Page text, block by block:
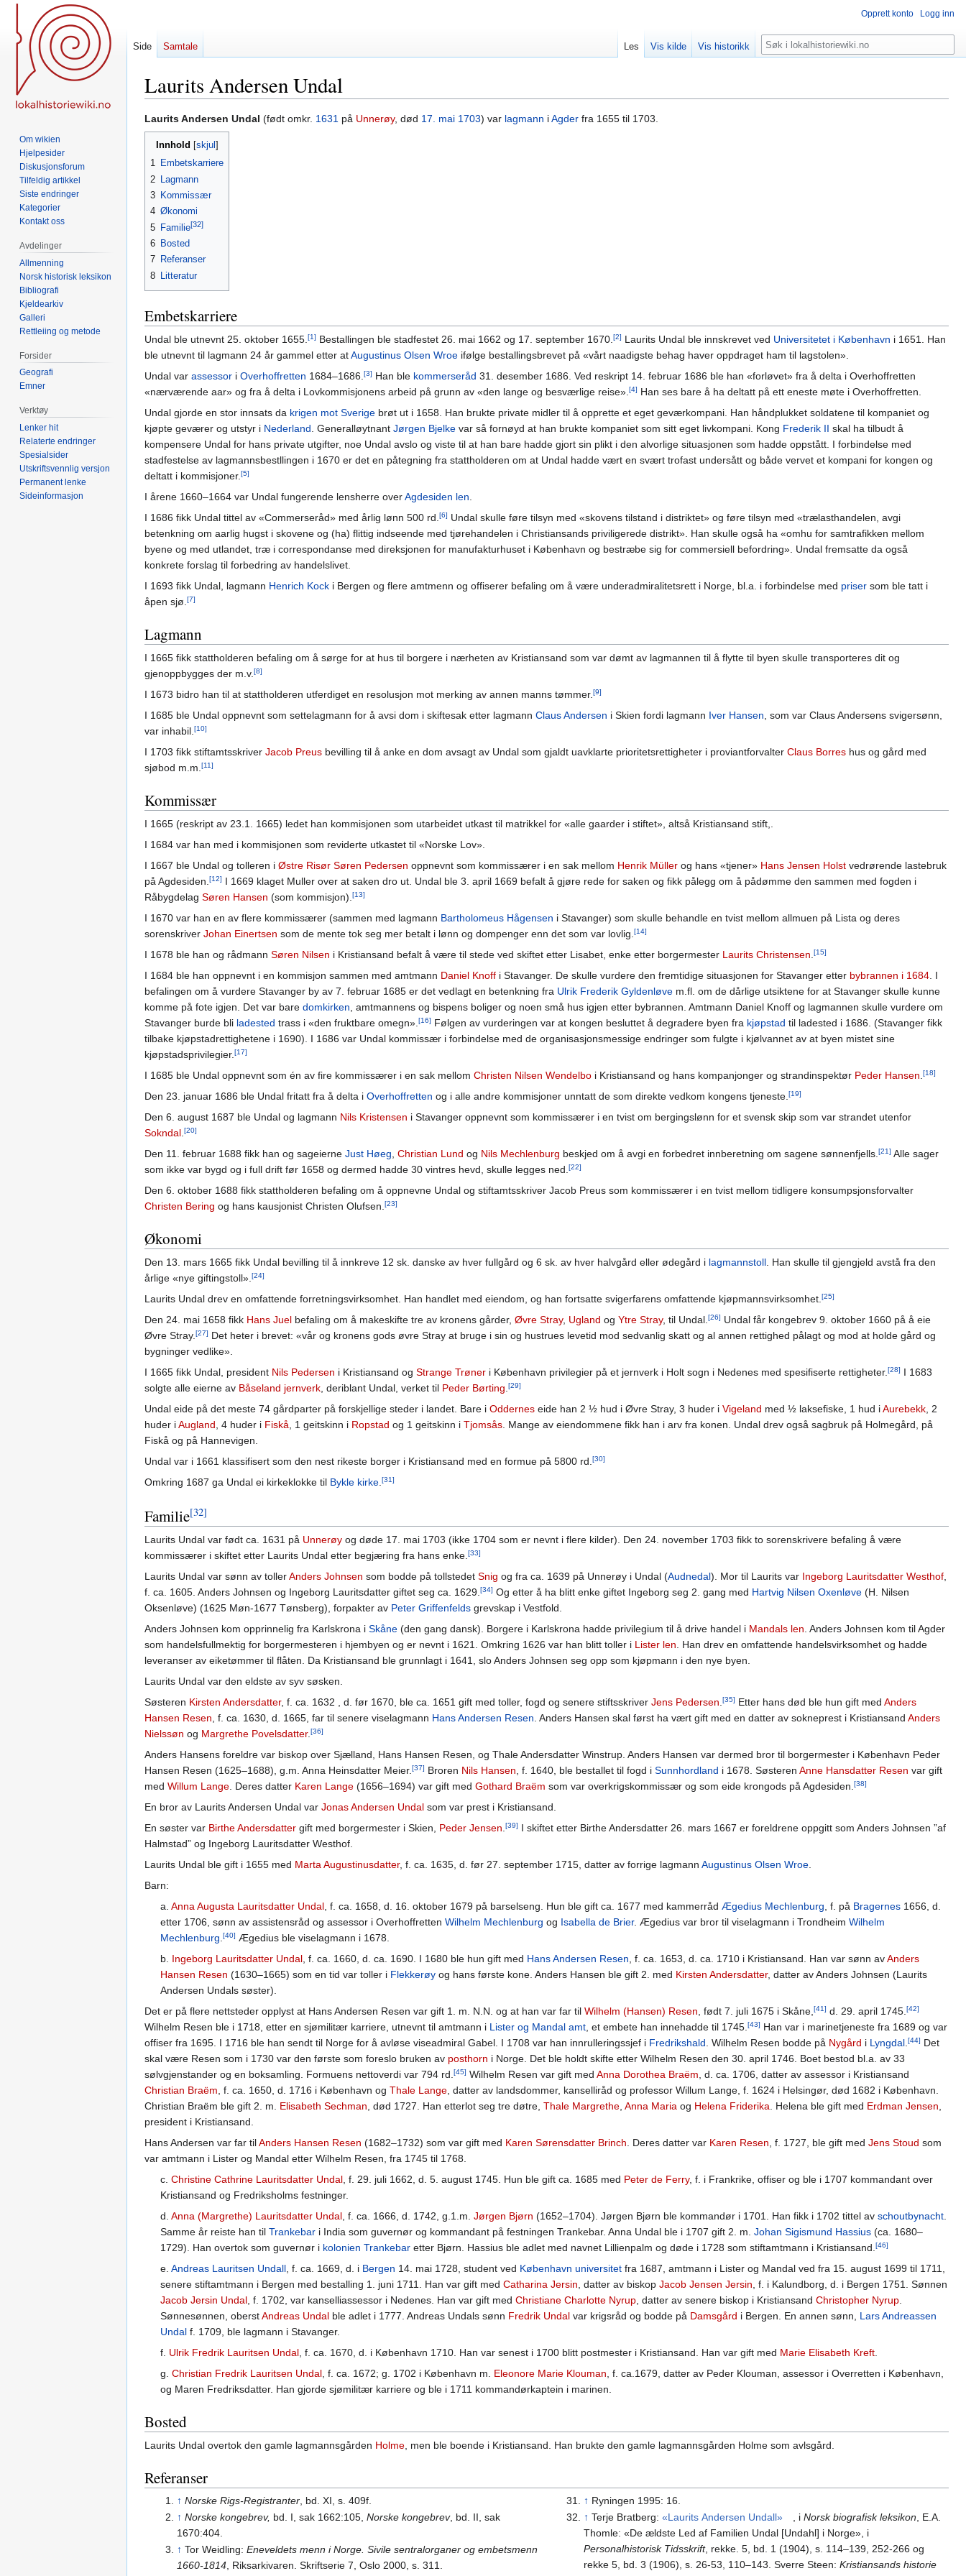
Laurits Andersen Undal
Hopp
til
navigering
Hopp
til
søk
Laurits Andersen Undal (født omkr. 1631 på Unnerøy, død 17. mai 1703) var lagmann iAgder fra 1655 til 1703.
Innhold
1 Embetskarriere
2
Lagmann
3 Kommissær
4 Økonomi
5 Familie[32]
6 Bosted
7 Referanser
8 Litteratur
Embetskarriere
Undal ble utnevnt 25. oktober 1655.[1] Bestallingen ble stadfestet 26. mai 1662 og 17. september 1670.[2] Laurits Undal ble innskrevet ved Universitetet i København i 1651. Han
ble utnevnt til lagmann 24 år gammel etter atAugustinus Olsen Wroe ifølge bestallingsbrevet på «vårt naadigste behag haver oppdraget ham til lagstolen».
Undal var assessor i Overhoffretten 1684–1686.[3] Han ble kommerseråd 31. desember 1686. Ved reskript 14. februar 1686 ble han «forløvet» fra å delta i Overhoffretten
«nærværende aar» og fra å delta i Lovkommisjonens arbeid på grunn av «den lange og besværlige reise».[4] Han ses bare å ha deltatt på ett eneste møte i Overhoffretten.
Undal gjorde en stor innsats da krigen mot Sverige brøt ut i 1658. Han brukte private midler til å opprette et eget geværkompani. Han håndplukket soldatene til kompaniet og
kjøpte geværer og utstyr i Nederland. Generalløytnant Jørgen Bjelke var så fornøyd at han brukte kompaniet som sitt eget livkompani. Kong Frederik II skal ha tilbudt å
kompensere Undal for hans private utgifter, noe Undal avslo og viste til at han bare hadde gjort sin plikt i den alvorlige situasjonen som hadde oppstått. I forbindelse med
stadfestelse av lagmannsbestllingen i 1670 er det en påtegning fra stattholderen om at Undal hadde vært en svært trofast undersått og både vervet et kompani for kongen og
deltatt i kommisjoner.[5]
I årene 1660–1664 var Undal fungerende lensherre overAgdesiden len.
I 1686 fikk Undal tittel av «Commerseråd» med årlig lønn 500 rd.[6] Undal skulle føre tilsyn med «skovens tilstand i distriktet» og føre tilsyn med «trælasthandelen, avgi
betenkning om aarlig hugst i skovene og (ha) flittig indseende med tjørehandelen i Christiansands priviligerede distrikt». Han skulle også ha «omhu for samtrafikken mellom
byene og med utlandet, træ i correspondanse med direksjonen for manufakturhuset i København og bestræbe sig for commersiell befordring». Undal fremsatte da også
konkrete forslag til forbedring av handelslivet.
I 1693 fikk Undal, lagmann Henrich Kock i Bergen og flere amtmenn og offiserer befaling om å være underadmiralitetsrett i Norge, bl.a. i forbindelse med priser som ble tatt i
åpen sjø.[7]
Lagmann
I 1665 fikk stattholderen befaling om å sørge for at hus til borgere i nærheten av Kristiansand som var dømt av lagmannen til å flytte til byen skulle transporteres dit og
gjenoppbygges der m.v.[8]
I 1673 bidro han til at stattholderen utferdiget en resolusjon mot merking av annen manns tømmer.[9]
I 1685 ble Undal oppnevnt som settelagmann for å avsi dom i skiftesak etter lagmann Claus Andersen i Skien fordi lagmann Iver Hansen, som var Claus Andersens svigersønn,
var inhabil.[10]
I 1703 fikk stiftamtsskriver Jacob Preus bevilling til å anke en dom avsagt av Undal som gjaldt uavklarte prioritetsrettigheter i proviantforvalter Claus Borres hus og gård med
sjøbod m.m.[11]
Kommissær
I 1665 (reskript av 23.1. 1665) ledet han kommisjonen som utarbeidet utkast til matrikkel for «alle gaarder i stiftet», altså Kristiansand stift,.
I 1684 var han med i kommisjonen som reviderte utkastet til «Norske Lov».
I 1667 ble Undal og tolleren i Østre Risør Søren Pedersen oppnevnt som kommissærer i en sak mellom Henrik Müller og hans «tjener» Hans Jensen Holst vedrørende lastebruk
på Agdesiden.[12] I 1669 klaget Muller over at saken dro ut. Undal ble 3. april 1669 befalt å gjøre rede for saken og fikk pålegg om å pådømme den sammen med fogden i
Råbygdelag Søren Hansen (som kommisjon).[13]
I 1670 var han en av flere kommissærer (sammen med lagmann Bartholomeus Hågensen i Stavanger) som skulle behandle en tvist mellom allmuen på Lista og deres
sorenskriver Johan Einertsen som de mente tok seg mer betalt i lønn og dompenger enn det som var lovlig.[14]
I 1678 ble han og rådmann Søren Nilsen i Kristiansand befalt å være til stede ved skiftet etter Lisabet, enke etter borgermester Laurits Christensen.[15]
I 1684 ble han oppnevnt i en kommisjon sammen med amtmann Daniel Knoff i Stavanger. De skulle vurdere den fremtidige situasjonen for Stavanger etter bybrannen i 1684. I
befalingen om å vurdere Stavanger by av 7. februar 1685 er det vedlagt en betenkning fra Ulrik Frederik Gyldenløve m.fl. om de dårlige utsiktene for at Stavanger skulle kunne
komme på fote igjen. Det var bare domkirken, amtmannens og bispens boliger og noen små hus igjen etter bybrannen. Amtmann Daniel Knoff og lagmannen skulle vurdere om
Stavanger burde bli ladested trass i «den fruktbare omegn».[16] Følgen av vurderingen var at kongen besluttet å degradere byen fra kjøpstad til ladested i 1686. (Stavanger fikk
tilbake kjøpstadrettighetene i 1690). I 1686 var Undal kommissær i forbindelse med de organisasjonsmessige endringer som fulgte i kjølvannet av at byen mistet sine
kjøpstadsprivilegier.[17]
I 1685 ble Undal oppnevnt som én av fire kommissærer i en sak mellom Christen Nilsen Wendelbo i Kristiansand og hans kompanjonger og strandinspektør Peder Hansen.[18]
Den 23. januar 1686 ble Undal fritatt fra å delta i Overhoffretten og i alle andre kommisjoner unntatt de som direkte vedkom kongens tjeneste.[19]
Den 6. august 1687 ble Undal og lagmann Nils Kristensen i Stavanger oppnevnt som kommissærer i en tvist om bergingslønn for et svensk skip som var strandet utenfor
Sokndal.[20]
Den 11. februar 1688 fikk han og sageierne Just Høeg, Christian Lund og Nils Mechlenburg beskjed om å avgi en forbedret innberetning om sagene sønnenfjells.[21] Alle sager
som ikke var bygd og i full drift før 1658 og dermed hadde 30 vintres hevd, skulle legges ned.[22]
Den 6. oktober 1688 fikk stattholderen befaling om å oppnevne Undal og stiftamtsskriver Jacob Preus som kommissærer i en tvist mellom tidligere konsumpsjonsforvalter
Christen Bering og hans kausjonist Christen Olufsen.[23]
Økonomi
Den 13. mars 1665 fikk Undal bevilling til å innkreve 12 sk. danske av hver fullgård og 6 sk. av hver halvgård eller ødegård i lagmannstoll. Han skulle til gjengjeld avstå fra den
årlige «nye giftingstoll».[24]
Laurits Undal drev en omfattende forretningsvirksomhet. Han handlet med eiendom, og han fortsatte svigerfarens omfattende kjøpmannsvirksomhet.[25]
Den 24. mai 1658 fikk Hans Juel befaling om å makeskifte tre av kronens gårder, Øvre Stray, Ugland og Ytre Stray, til Undal.[26] Undal får kongebrev 9. oktober 1660 på å eie
Øvre Stray.[27] Det heter i brevet: «vår og kronens gods øvre Stray at bruge i sin og hustrues levetid mod sedvanlig skatt og al annen rettighed pålagt og mod at holde gård og
bygninger vedlike».
I 1665 fikk Undal, president Nils Pedersen i Kristiansand og Strange Trøner i København privilegier på et jernverk i Holt sogn i Nedenes med spesifiserte rettigheter.[28] I 1683
solgte alle eierne av Båseland jernverk, deriblant Undal, verket til Peder Børting.[29]
Undal eide på det meste 74 gårdparter på forskjellige steder i landet. Bare i Oddernes eide han 2 ½ hud i Øvre Stray, 3 huder i Vigeland med ½ laksefiske, 1 hud iAurebekk, 2
huder iAugland, 4 huder i Fiskå, 1 geitskinn i Ropstad og 1 geitskinn i Tjomsås. Mange av eiendommene fikk han i arv fra konen. Undal drev også sagbruk på Holmegård, på
Fiskå og på Hannevigen.
Undal var i 1661 klassifisert som den nest rikeste borger i Kristiansand med en formue på 5800 rd.[30]
Omkring 1687 ga Undal ei kirkeklokke til Bykle kirke.[31]
Familie[32]
Laurits Undal var født ca. 1631 på Unnerøy og døde 17. mai 1703 (ikke 1704 som er nevnt i flere kilder). Den 24. november 1703 fikk to sorenskrivere befaling å være
kommissærer i skiftet etter Laurits Undal etter begjæring fra hans enke.[33]
Laurits Undal var sønn av tollerAnders Johnsen som bodde på tollstedet Snig og fra ca. 1639 på Unnerøy i Undal (Audnedal). Mor til Laurits var Ingeborg Lauritsdatter Westhof,
f. ca. 1605. Anders Johnsen og Ingeborg Lauritsdatter giftet seg ca. 1629.[34] Og etter å ha blitt enke giftet Ingeborg seg 2. gang med Hartvig Nilsen Oxenløve (H. Nilsen
Oksenløve) (1625 Møn-1677 Tønsberg), forpakter av Peter Griffenfelds grevskap i Vestfold.
Anders Johnsen kom opprinnelig fra Karlskrona i Skåne (den gang dansk). Borgere i Karlskrona hadde privilegium til å drive handel i Mandals len. Anders Johnsen kom til Agder
som handelsfullmektig for borgermesteren i hjembyen og er nevnt i 1621. Omkring 1626 var han blitt toller i Lister len. Han drev en omfattende handelsvirksomhet og hadde
leveranser av eiketømmer til flåten. Da Kristiansand ble grunnlagt i 1641, slo Anders Johnsen seg opp som kjøpmann i den nye byen.
Laurits Undal var den eldste av syv søsken.
Søsteren Kirsten Andersdatter, f. ca. 1632 , d. før 1670, ble ca. 1651 gift med toller, fogd og senere stiftsskriver Jens Pedersen.[35] Etter hans død ble hun gift med Anders
Hansen Resen, f. ca. 1630, d. 1665, far til senere viselagmann Hans Andersen Resen. Anders Hansen skal først ha vært gift med en datter av sokneprest i Kristiansand Anders
Nielssøn og Margrethe Povelsdatter.[36]
Anders Hansens foreldre var biskop over Sjælland, Hans Hansen Resen, og Thale Andersdatter Winstrup. Anders Hansen var dermed bror til borgermester i København Peder
Hansen Resen (1625–1688), g.m. Anna Heinsdatter Meier.[37] Broren Nils Hansen, f. 1640, ble bestallet til fogd i Sunnhordland i 1678. Søsteren Anne Hansdatter Resen var gift
med Willum Lange. Deres datter Karen Lange (1656–1694) var gift med Gothard Braëm som var overkrigskommissær og som eide krongods på Agdesiden.[38]
En bror av Laurits Andersen Undal var Jonas Andersen Undal som var prest i Kristiansand.
En søster var Birthe Andersdatter gift med borgermester i Skien, Peder Jensen.[39] I skiftet etter Birthe Andersdatter 26. mars 1667 er foreldrene oppgitt som Anders Johnsen ”af
Halmstad” og Ingeborg Lauritsdatter Westhof.
Laurits Undal ble gift i 1655 med Marta Augustinusdatter, f. ca. 1635, d. før 27. september 1715, datter av forrige lagmann Augustinus Olsen Wroe.
Barn:
a.Anna Augusta Lauritsdatter Undal, f. ca. 1658, d. 16. oktober 1679 på barselseng. Hun ble gift ca. 1677 med kammerrådÆgedius Mechlenburg, f. på Bragernes 1656, d.
etter 1706, sønn av assistensråd og assessor i OverhoffrettenWilhelm Mechlenburg og Isabella de Brier. Ægedius var bror til viselagmann i TrondheimWilhelm
Mechlenburg.[40] Ægedius ble viselagmann i 1678.
b. Ingeborg Lauritsdatter Undal, f. ca. 1660, d. ca. 1690. I 1680 ble hun gift med Hans Andersen Resen, f. ca. 1653, d. ca. 1710 i Kristiansand. Han var sønn avAnders
Hansen Resen (1630–1665) som en tid var toller i Flekkerøy og hans første kone. Anders Hansen ble gift 2. med Kirsten Andersdatter, datter av Anders Johnsen (Laurits
Andersen Undals søster).
Det er på flere nettsteder opplyst at Hans Andersen Resen var gift 1. m. N.N. og at han var far til Wilhelm (Hansen) Resen, født 7. juli 1675 i Skåne,[41] d. 29. april 1745.[42]
Wilhelm Resen ble i 1718, etter en sjømilitær karriere, utnevnt til amtmann i Lister og Mandal amt, et embete han innehadde til 1745.[43] Han var i marinetjeneste fra 1689 og var
offiser fra 1695. I 1716 ble han sendt til Norge for å avløse viseadmiral Gabel. I 1708 var han innrulleringssjef i Fredrikshald. Wilhelm Resen bodde på Nygård i Lyngdal.[44] Det
skal være Resen som i 1730 var den første som foreslo bruken av posthorn i Norge. Det ble holdt skifte etter Wilhelm Resen den 30. april 1746. Boet bestod bl.a. av 33
sølvgjenstander og en boksamling. Formuens nettoverdi var 794 rd.[45] Wilhelm Resen var gift med Anna Dorothea Braëm, d. ca. 1706, datter av assessor i Kristiansand
Christian Braëm, f. ca. 1650, d. 1716 i København og Thale Lange, datter av landsdommer, kanselliråd og professor Willum Lange, f. 1624 i Helsingør, død 1682 i København.
Christian Braëm ble gift 2. m. Elisabeth Sechman, død 1727. Han etterlot seg tre døtre, Thale Margrethe, Anna Maria og Helena Friderika. Helena ble gift med Erdman Jensen,
president i Kristiansand.
Hans Andersen var far tilAnders Hansen Resen (1682–1732) som var gift med Karen Sørensdatter Brinch. Deres datter var Karen Resen, f. 1727, ble gift med Jens Stoud som
var amtmann i Lister og Mandal etter Wilhelm Resen, fra 1745 til 1768.
c.Christine Cathrine Lauritsdatter Undal, f. 29. juli 1662, d. 5. august 1745. Hun ble gift ca. 1685 med Peter de Ferry, f. i Frankrike, offiser og ble i 1707 kommandant over
Kristiansand og Fredriksholms festninger.
d.Anna (Margrethe) Lauritsdatter Undal, f. ca. 1666, d. 1742, g.1.m.Jørgen Bjørn (1652–1704). Jørgen Bjørn ble kommandør i 1701. Han fikk i 1702 tittel avschoutbynacht.
Samme år reiste han tilTrankebar i India som guvernør og kommandant på festningen Trankebar. Anna Undal ble i 1707 gift 2. m.Johan Sigismund Hassius (ca. 1680–
1729). Han overtok som guvernør i kolonien Trankebar etter Bjørn. Hassius ble adlet med navnet Lillienpalm og døde i 1728 som stiftamtmann i Kristiansand.[46]
e.Andreas Lauritsen Undall, f. ca. 1669, d. i Bergen 14. mai 1728, student ved København universitet fra 1687, amtmann i Lister og Mandal ved fra 15. august 1699 til 1711,
senere stiftamtmann i Bergen med bestalling 1. juni 1711. Han var gift medCatharina Jersin, datter av biskopJacob Jensen Jersin, f. i Kalundborg, d. i Bergen 1751. Sønnen
Jacob Jersin Undal, f. 1702, var kanselliassessor i Nedenes. Han var gift medChristiane Charlotte Nyrup, datter av senere biskop i KristiansandChristopher Nyrup.
Sønnesønnen, oberstAndreas Undal ble adlet i 1777. Andreas Undals sønn Fredrik Undal var krigsråd og bodde på Damsgård i Bergen. En annen sønn, Lars Andreassen
Undal f. 1709, ble lagmann i Stavanger.
f. Ulrik Fredrik Lauritsen Undal, f. ca. 1670, d. i København 1710. Han var senest i 1700 blitt postmester i Kristiansand. Han var gift med Marie Elisabeth Kreft.
g.Christian Fredrik Lauritsen Undal, f. ca. 1672; g. 1702 i København m. Eleonore Marie Klouman, f. ca.1679, datter av Peder Klouman, assessor i Overretten i København,
og Maren Fredriksdatter. Han gjorde sjømilitær karriere og ble i 1711 kommandørkaptein i marinen.
Bosted
Laurits Undal overtok den gamle lagmannsgården Holme, men ble boende i Kristiansand. Han brukte den gamle lagmannsgården Holme som avlsgård.
Referanser
↑ Norske Rigs-Registranter, bd. XI, s. 409f.
↑ Norske kongebrev, bd. I, sak 1662:105, Norske kongebrev, bd. II, sak
1670:404.
↑ Tor Weidling: Eneveldets menn i Norge. Sivile sentralorganer og embetsmenn
1660-1814, Riksarkivaren. Skriftserie 7, Oslo 2000, s. 311.
↑ Ryningen 1995: 16.
↑ Terje Bratberg:«Laurits Andersen Undall» , iNorsk biografisk leksikon , E.A.
Thomle: «De ældste Led af Familien Undal [Undahl] i Norge», i
Personalhistorisk Tidsskrift, rekke. 5, bd. 1 (1904), s. 114–139, 252-266 og
rekke 5, bd. 3 (1906), s. 26-53, 110–143. Sverre Steen:Kristiansands historie
Opprett konto Logg inn
Side Samtale Les Vis kilde Vis historikk Søk
Om wikien
Hjelpesider
Diskusjonsforum
Tilfeldig artikkel
Siste endringer
Kategorier
Kontakt oss
Avdelinger
Allmenning
Norsk historisk leksikon
Bibliografi
Kjeldearkiv
Galleri
Rettleiing og metode
Forsider
Geografi
Emner
Verktøy
Lenker hit
Relaterte endringer
Spesialsider
Utskriftsvennlig versjon
Permanent lenke
Sideinformasjon